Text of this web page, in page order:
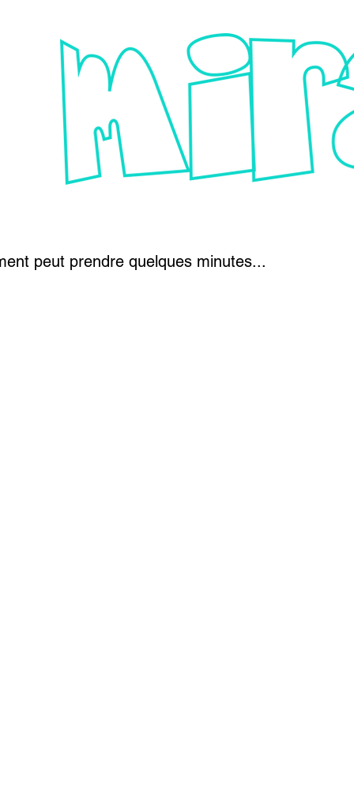
peut prendre quelques minutes...